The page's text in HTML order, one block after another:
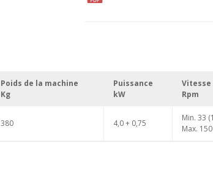
Poids de la machine
Kg
Puissance
kW
Vitesse
Rpm
380 4,0 + 0,75
Min. 33
Max.